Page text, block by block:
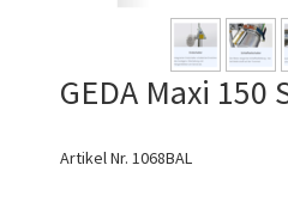
GEDA Maxi 150
Artikel Nr. 1068BAL